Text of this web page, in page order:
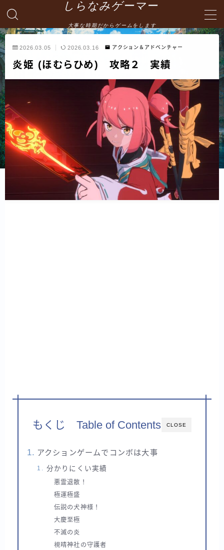
しらなみゲーマー
大事な時期だからゲームをします
MENU
English
HOME
お問い合わせ
プライバシーポリシー・免責事項
サイトマップ -site map-
2026.03.05 2026.03.16 アクション＆アドベンチャー
炎姫 (ほむらひめ) 攻略２ 実績
CLOSE
もくじ Table of Contents
アクションゲームでコンボは大事
分かりにくい実績
悪霊退散！
極運極盛
伝説の犬神様！
大慶至極
不滅の炎
視晴神社の守護者